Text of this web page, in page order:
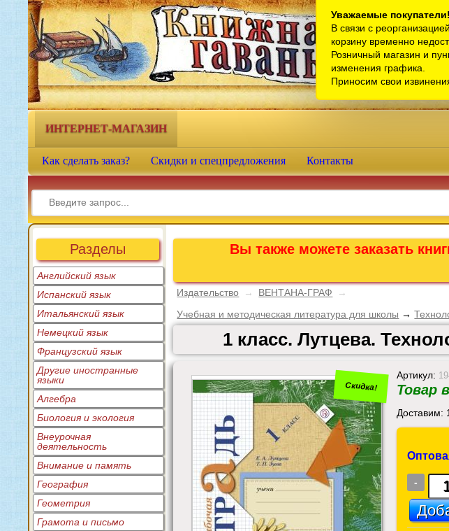
Книжная гавань - интернет-
магазин учебной литературы
ИНТЕРНЕТ-МАГАЗИН
Как сделать заказ? Скидки и спецпредложения Контакты
Разделы
Английский язык
Испанский язык
Итальянский язык
Немецкий язык
Французский язык
Другие иностранные
языки
Алгебра
Биология и экология
Внеурочная
деятельность
Внимание и память
География
Геометрия
Грамота и письмо
Вы также можете заказать
Издательство → ВЕНТАНА-ГРАФ
→
Учебная и методическая литература для школы →
1 класс. Лутцева.
Скидка!
Артикул:
Товар
Доставим:
-
Уважаемые покупатели!
В связи с
корзину временно
Розничный магазин и
изменения графика.
Приносим свои